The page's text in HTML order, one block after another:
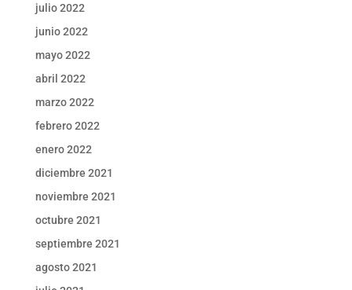
julio 2022
junio 2022
mayo 2022
abril 2022
marzo 2022
febrero 2022
enero 2022
diciembre 2021
noviembre 2021
octubre 2021
septiembre 2021
agosto 2021